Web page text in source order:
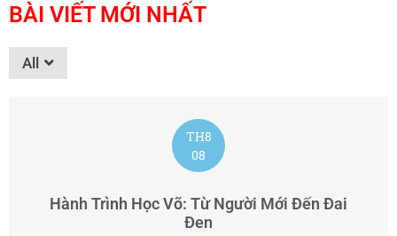
BÀI VIẾT MỚI NHẤT
All
TH8
08
Hành Trình Học Võ: Từ Người Mới Đến Đai
Đen